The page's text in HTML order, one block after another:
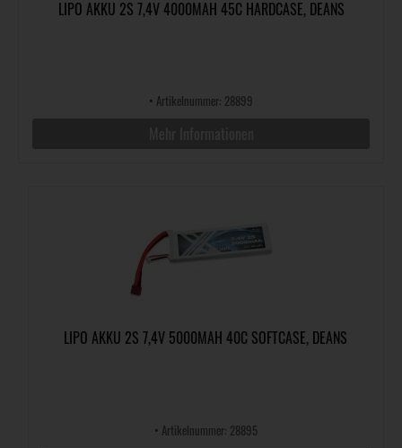
LIPO AKKU 2S 7,4V 4000MAH 45C HARDCASE, DEANS
• Artikelnummer: 28899
LIPO AKKU 2S 7,4V 5000MAH 40C SOFTCASE, DEANS
• Artikelnummer: 28895